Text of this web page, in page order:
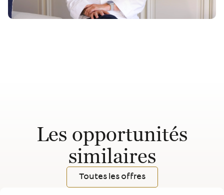
Les opportunités
similaires
Toutes les offres